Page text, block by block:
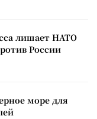
лишает НАТО
России
море для